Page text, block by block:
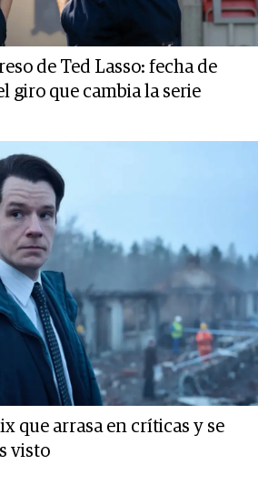
de Ted Lasso: fecha de
giro que cambia la serie
que arrasa en críticas y se
visto